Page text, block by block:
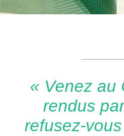
« Venez au
rendus
refusez-